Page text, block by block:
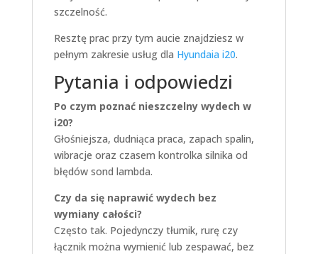
szczelność.
Resztę prac przy tym aucie znajdziesz w
pełnym zakresie usług dla Hyundaia i20.
Pytania i odpowiedzi
Po czym poznać nieszczelny wydech w
i20?
Głośniejsza, dudniąca praca, zapach spalin,
wibracje oraz czasem kontrolka silnika od
błędów sond lambda.
Czy da się naprawić wydech bez
wymiany całości?
Często tak. Pojedynczy tłumik, rurę czy
łącznik można wymienić lub zespawać, bez